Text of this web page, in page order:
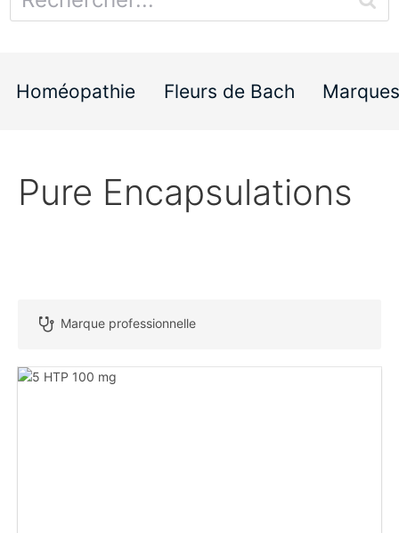
Homéopathie Fleurs de Bach Marques
Pure Encapsulations
Marque professionnelle